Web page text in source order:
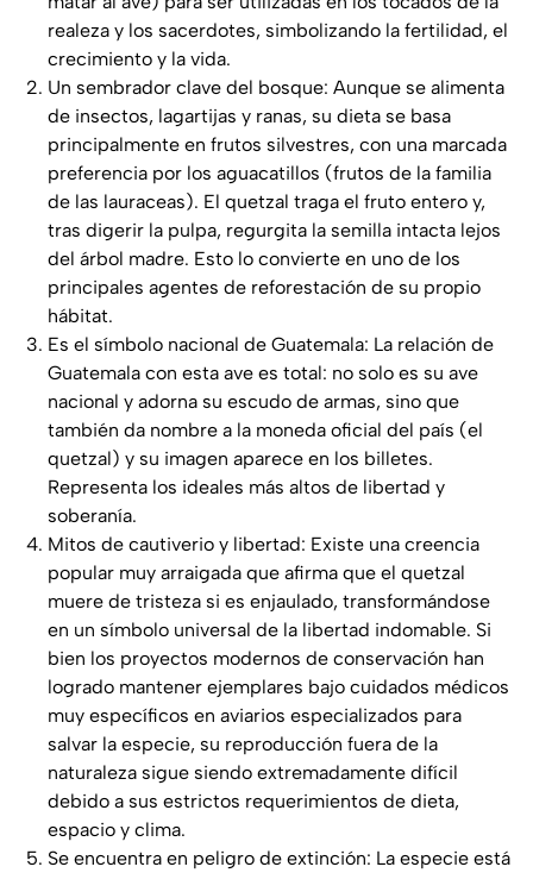
realeza y los sacerdotes, simbolizando la fertilidad, el
crecimiento y la vida.
Un sembrador clave del bosque: Aunque se alimenta
de insectos, lagartijas y ranas, su dieta se basa
principalmente en frutos silvestres, con una marcada
preferencia por los aguacatillos (frutos de la familia
de las lauraceas). El quetzal traga el fruto entero y,
tras digerir la pulpa, regurgita la semilla intacta lejos
del árbol madre. Esto lo convierte en uno de los
principales agentes de reforestación de su propio
hábitat.
Es el símbolo nacional de Guatemala: La relación de
Guatemala con esta ave es total: no solo es su ave
nacional y adorna su escudo de armas, sino que
también da nombre a la moneda oficial del país (el
quetzal) y su imagen aparece en los billetes.
Representa los ideales más altos de libertad y
soberanía.
Mitos de cautiverio y libertad: Existe una creencia
popular muy arraigada que afirma que el quetzal
muere de tristeza si es enjaulado, transformándose
en un símbolo universal de la libertad indomable. Si
bien los proyectos modernos de conservación han
logrado mantener ejemplares bajo cuidados médicos
muy específicos en aviarios especializados para
salvar la especie, su reproducción fuera de la
naturaleza sigue siendo extremadamente difícil
debido a sus estrictos requerimientos de dieta,
espacio y clima.
Se encuentra en peligro de extinción: La especie está